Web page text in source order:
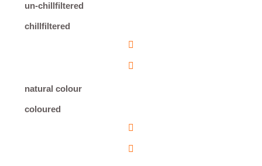
un-chillfiltered
chillfiltered
natural colour
coloured